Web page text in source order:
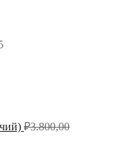
₽3.800,00